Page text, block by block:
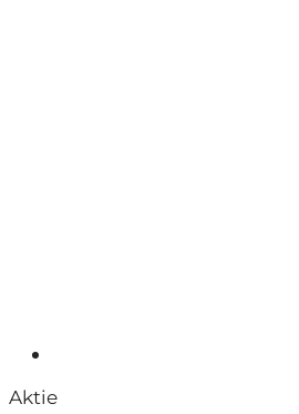
Aktie